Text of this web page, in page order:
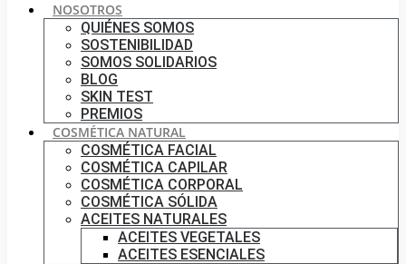
NOSOTROS
QUIÉNES SOMOS
SOSTENIBILIDAD
SOMOS SOLIDARIOS
BLOG
SKIN TEST
PREMIOS
COSMÉTICA NATURAL
COSMÉTICA FACIAL
COSMÉTICA CAPILAR
COSMÉTICA CORPORAL
COSMÉTICA SÓLIDA
ACEITES NATURALES
ACEITES VEGETALES
ACEITES ESENCIALES